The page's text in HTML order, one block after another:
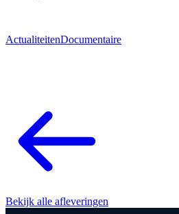
ActualiteitenDocumentaire
Bekijk alle afleveringen